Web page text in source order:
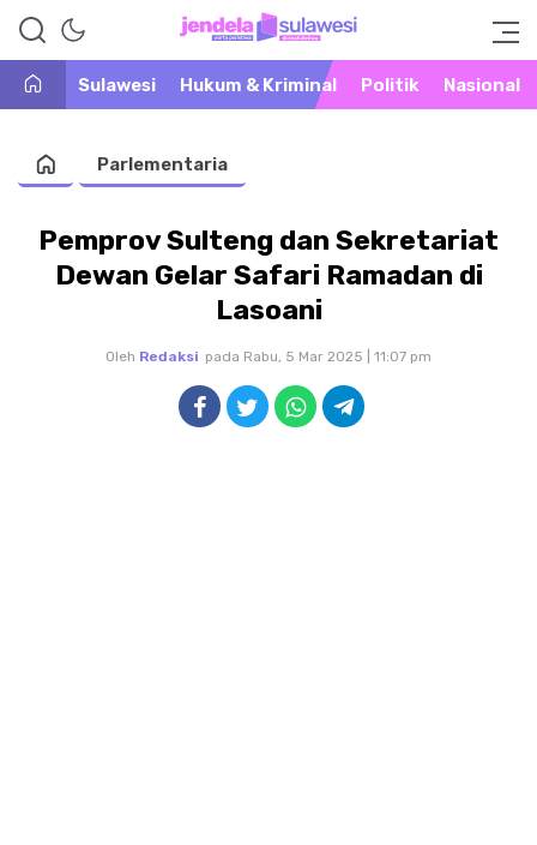
Jendela Sulawesi
Warta Peristiwa di Khatulistiwa
Sulawesi
Hukum & Kriminal Politik Nasional
Parlementaria
Pemprov Sulteng dan Sekretariat
Dewan Gelar Safari Ramadan di
Lasoani
Oleh Redaksi pada Rabu, 5 Mar 2025 | 11:07 pm